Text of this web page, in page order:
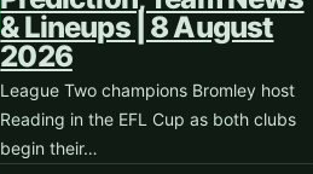
& Lineups | 8 August
2026
League Two champions Bromley host
Reading in the EFL Cup as both clubs
begin their…